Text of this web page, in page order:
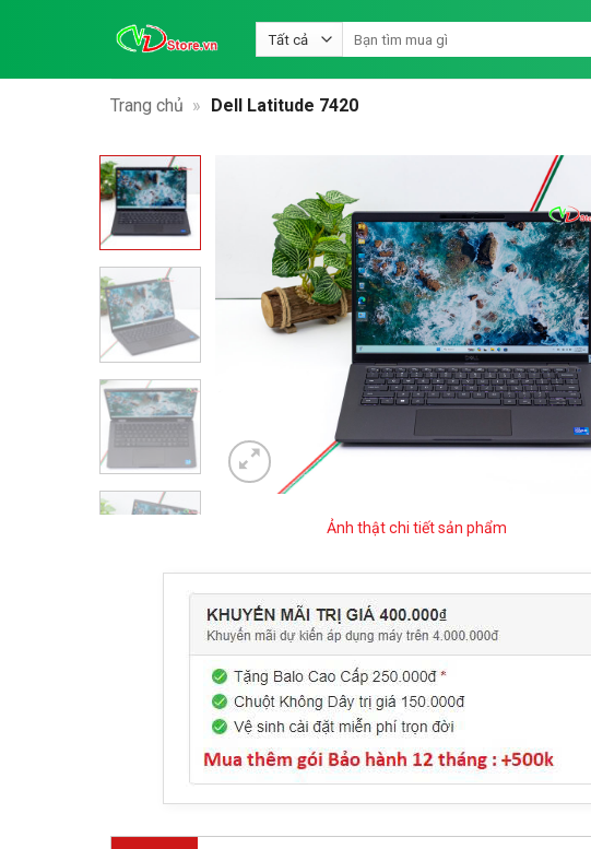
kiếm:
Trang chủ » Dell Latitude 7420
Ảnh thật chi tiết sản phẩm